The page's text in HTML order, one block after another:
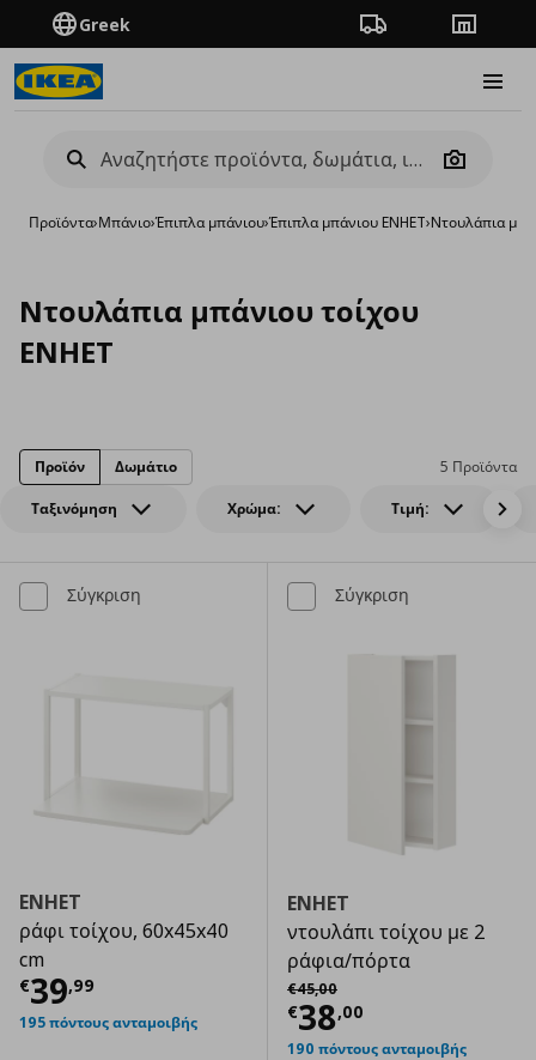
Greek Πορεία παραγγελίας
Camera
Προϊόντα›Μπάνιο›Έπιπλα μπάνιου›Έπιπλα μπάνιου ENHET›Nτουλάπια
Nτουλάπια μπάνιου τοίχου
ENHET
Ταξινόμηση Χρώμα: Τιμή:
5 Προϊόντα
Προϊόν Δωμάτιο
Σύγκριση
ENHET
ράφι τοίχου, 60x45x40
cm
€39,99
Τρέχουσα τιμή € 39,99
195 πόντους ανταμοιβής
Σύγκριση
ENHET
ντουλάπι τοίχου με 2
ράφια/πόρτα
€45,00
Αρχική τιμή
€38,00
Τρέχουσα
190 πόντους ανταμοιβής